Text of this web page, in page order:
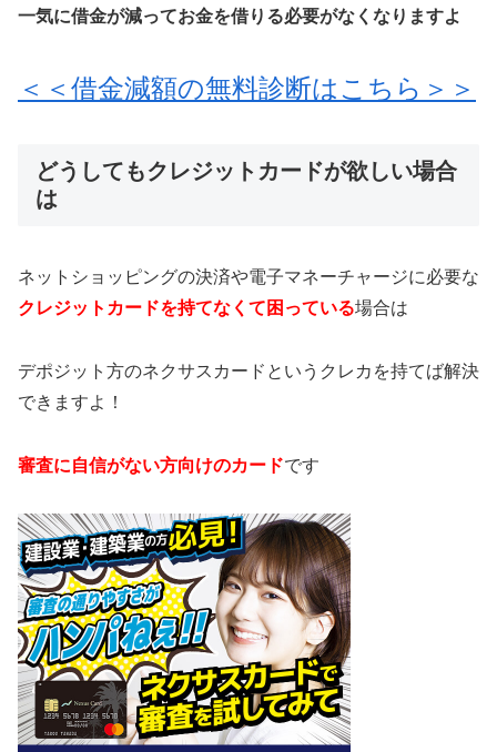
一気に借金が減ってお金を借りる必要がなくなりますよ
＜＜借金減額の無料診断はこちら＞＞
どうしてもクレジットカードが欲しい場合
は
ネットショッピングの決済や電子マネーチャージに必要な
クレジットカードを持てなくて困っている場合は
デポジット方のネクサスカードというクレカを持てば解決
できますよ！
審査に自信がない方向けのカードです